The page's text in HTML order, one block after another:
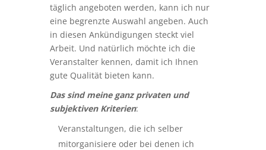
täglich angeboten werden, kann ich nur
eine begrenzte Auswahl angeben. Auch
in diesen Ankündigungen steckt viel
Arbeit. Und natürlich möchte ich die
Veranstalter kennen, damit ich Ihnen
gute Qualität bieten kann.
Das sind meine ganz privaten und
subjektiven Kriterien:
Veranstaltungen, die ich selber
mitorganisiere oder bei denen ich